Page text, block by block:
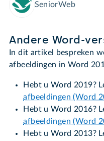
SeniorWeb
Andere Word-
In dit artikel bespreken
afbeeldingen in Word
Hebt u Word 2019?
afbeeldingen (Word
Hebt u Word 2016?
afbeeldingen (Word
Hebt u Word 2013?